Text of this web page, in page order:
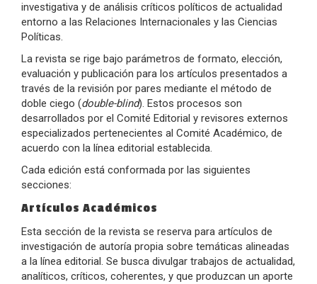
investigativa y de análisis críticos políticos de actualidad
entorno a las Relaciones Internacionales y las Ciencias
Políticas.
La revista se rige bajo parámetros de formato, elección,
evaluación y publicación para los artículos presentados a
través de la revisión por pares mediante el método de
doble ciego (double-blind). Estos procesos son
desarrollados por el Comité Editorial y revisores externos
especializados pertenecientes al Comité Académico, de
acuerdo con la línea editorial establecida.
Cada edición está conformada por las siguientes
secciones:
Artículos Académicos
Esta sección de la revista se reserva para artículos de
investigación de autoría propia sobre temáticas alineadas
a la línea editorial. Se busca divulgar trabajos de actualidad,
analíticos, críticos, coherentes, y que produzcan un aporte